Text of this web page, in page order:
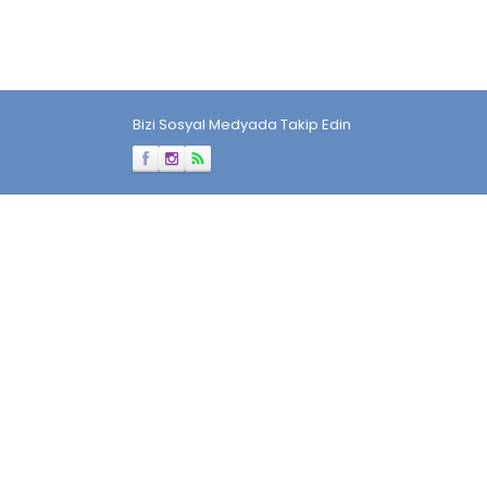
Bizi Sosyal Medyada Takip Edin